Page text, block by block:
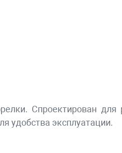
Спроектирован для
удобства эксплуатации.